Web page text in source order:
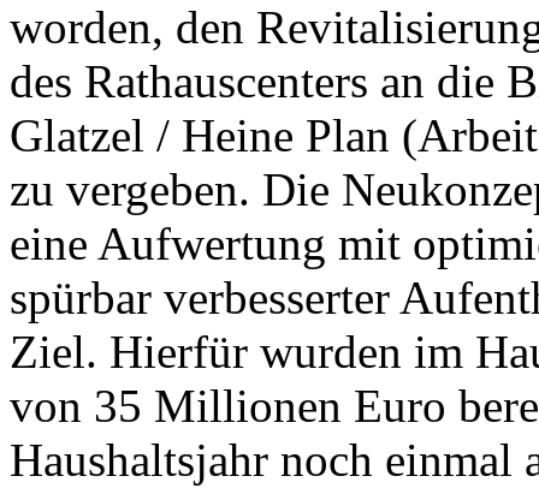
worden, den
des Rathauscenters an die
Glatzel / Heine Plan
zu vergeben. Die
eine Aufwertung mit
spürbar verbesserter
Ziel. Hierfür wurden im
von 35 Millionen Euro
Haushaltsjahr noch einmal